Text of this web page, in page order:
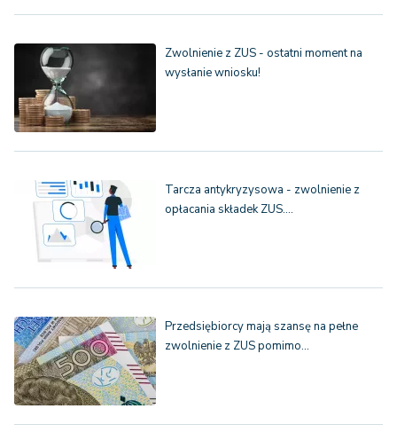
Zwolnienie z ZUS - ostatni moment na
wysłanie wniosku!
Tarcza antykryzysowa - zwolnienie z
opłacania składek ZUS.…
Przedsiębiorcy mają szansę na pełne
zwolnienie z ZUS pomimo…